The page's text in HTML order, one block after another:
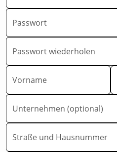
Passwort
Passwort wiederholen
Vorname
Unternehmen (optional)
Straße und Hausnummer